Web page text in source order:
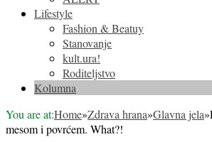
Lifestyle
Fashion & Beatuy
Stanovanje
kult.ura!
Roditeljstvo
Kolumna
You are at:Home»Zdrava hrana»Glavna jela»
mesom i povrćem. What?!